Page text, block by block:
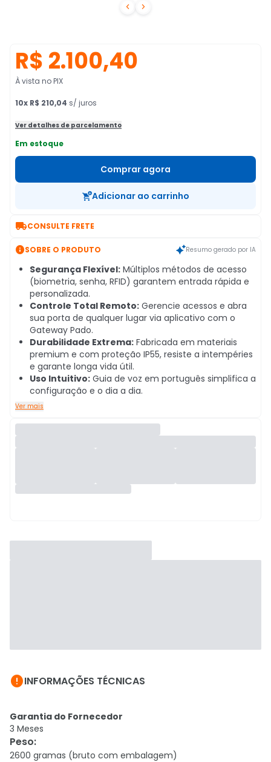
 
R$ 2.100,40
À vista no PIX
10x R$ 210,04 s/ juros
Ver detalhes de parcelamento
Em estoque
Comprar agora
Adicionar ao carrinho
CONSULTE FRETE
SOBRE O PRODUTO Resumo gerado por IA
Segurança Flexível: Múltiplos métodos de acesso
(biometria, senha, RFID) garantem entrada rápida e
personalizada.
Controle Total Remoto: Gerencie acessos e abra
sua porta de qualquer lugar via aplicativo com o
Gateway Pado.
Durabilidade Extrema: Fabricada em materiais
premium e com proteção IP55, resiste a intempéries
e garante longa vida útil.
Uso Intuitivo: Guia de voz em português simplifica a
configuração e o dia a dia.
Ver mais
INFORMAÇÕES TÉCNICAS
Garantia do Fornecedor
3 Meses
Peso:
2600 gramas (bruto com embalagem)